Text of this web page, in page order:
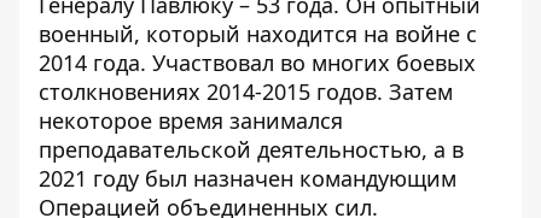
военный, который находится на войне с
2014 года. Участвовал во многих боевых
столкновениях 2014-2015 годов. Затем
некоторое время занимался
преподавательской деятельностью, а в
2021 году был назначен командующим
Операцией объединенных сил.